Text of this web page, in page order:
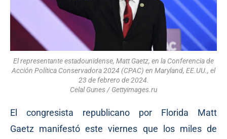
El representante estadounidense, Matt Gaetz, en la Conferencia de
Acción Política Conservadora 2024 (CPAC) en Maryland, EE.UU., el
23 de febrero de 2024.
Celal Gunes / Gettyimages.ru
El congresista republicano por Florida Matt
Gaetz manifestó este viernes que los miles de